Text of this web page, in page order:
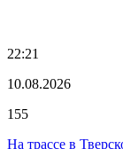
22:21
10.08.2026
155
На трассе в